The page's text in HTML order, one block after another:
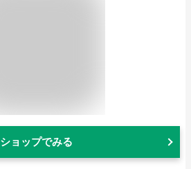
ショップでみる